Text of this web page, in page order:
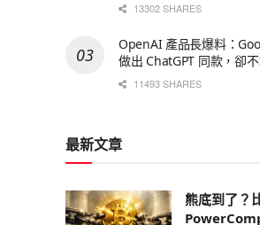
13302 SHARES
OpenAI 產品長爆料：
做出 ChatGPT 同款，卻
11493 SHARES
最新文章
熊底到了？